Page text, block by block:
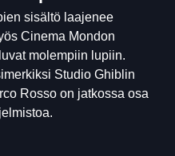
sisältö laajenee
Cinema Mondon
molempiin lupiin.
Studio Ghiblin
Rosso on jatkossa osa